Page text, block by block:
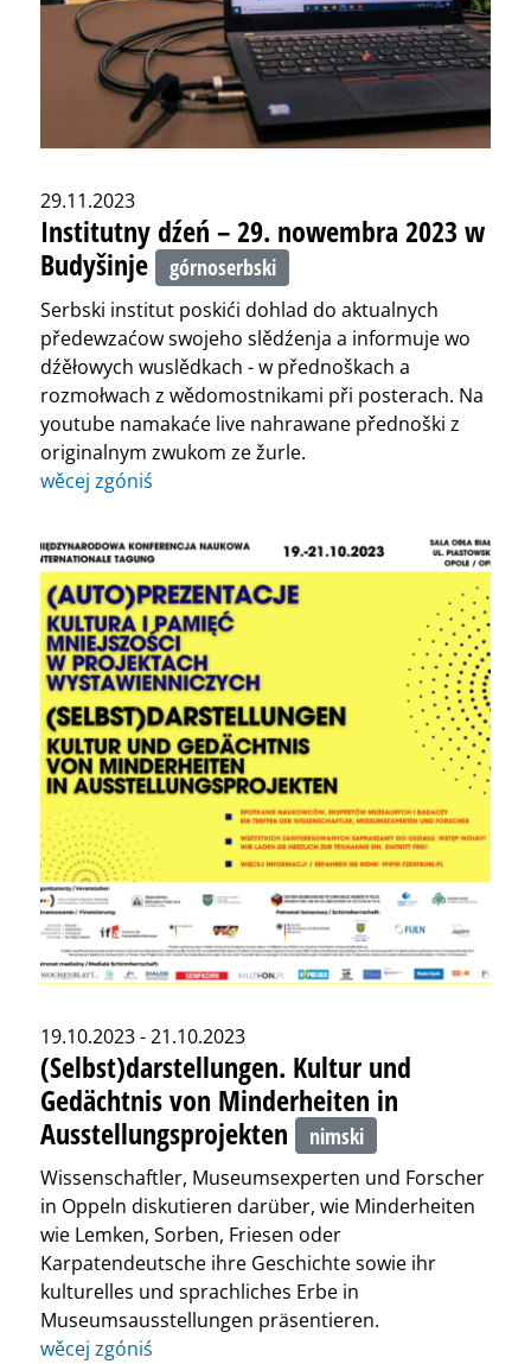
29.11.2023
Institutny dźeń – 29. nowembra 2023 w
Budyšinje
górnoserbski
Serbski institut poskići dohlad do aktualnych
předewzaćow swojeho slědźenja a informuje wo
dźěłowych wuslědkach - w přednoškach a
rozmołwach z wědomostnikami při posterach. Na
youtube namakaće live nahrawane přednoški z
originalnym zwukom ze žurle.
wěcej zgóniś
19.10.2023 - 21.10.2023
(Selbst)darstellungen. Kultur und
Gedächtnis von Minderheiten in
Ausstellungsprojekten
nimski
Wissenschaftler, Museumsexperten und Forscher
in Oppeln diskutieren darüber, wie Minderheiten
wie Lemken, Sorben, Friesen oder
Karpatendeutsche ihre Geschichte sowie ihr
kulturelles und sprachliches Erbe in
Museumsausstellungen präsentieren.
wěcej zgóniś